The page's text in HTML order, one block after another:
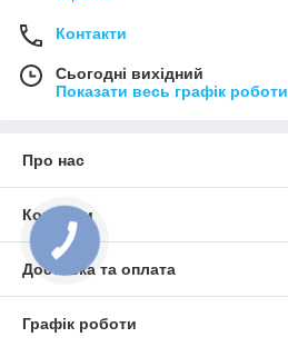
Контакти
Сьогодні вихідний
Показати весь графік роботи
Про нас
Контакти
Доставка та оплата
Графік роботи
КНОПКА
ЗВ'ЯЗКУ